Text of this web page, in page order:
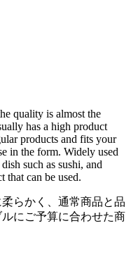
quality is almost the
has a high product
products and fits your
in the form. Widely used
such as sushi, and
that can be used.
らかく、通常商品と品
にご予算に合わせた商